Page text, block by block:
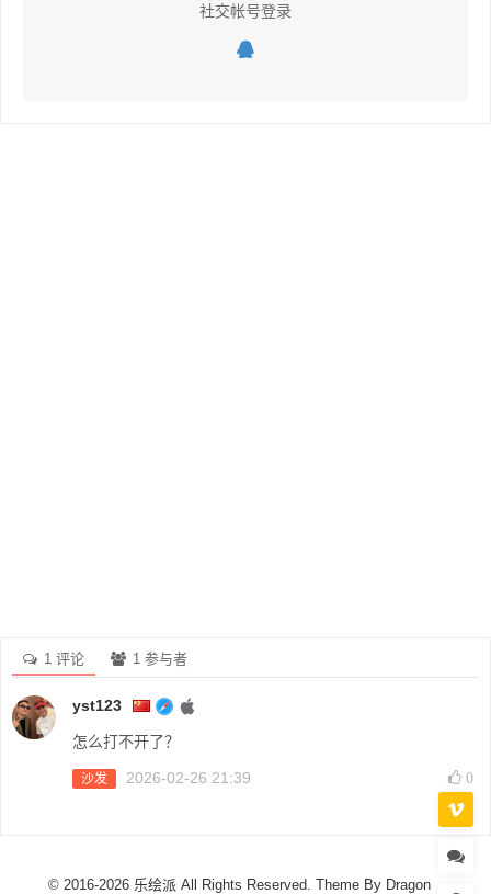
社交帐号登录
1 评论 1 参与者
yst123
怎么打不开了？
沙发 2026-02-26 21:39 0
© 2016-2026 乐绘派 All Rights Reserved. Theme By Dragon